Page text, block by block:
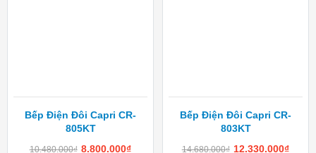
Bếp Điện Đôi Capri CR-
805KT
10.480.000₫ 8.800.000₫
Bếp Điện Đôi Capri CR-
803KT
14.680.000₫ 12.330.000₫